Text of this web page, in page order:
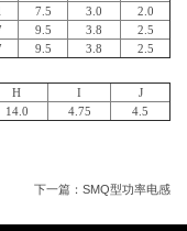
7.5 3.0
2.0
9.5 3.8
2.5
9.5 3.8 2.5
H I
J
14.0 4.75 4.5
下一篇：SMQ型功率电感